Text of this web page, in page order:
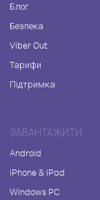
Блог
Безпека
Viber Out
Тарифи
Підтримка
ЗАВАНТАЖИТИ
Android
iPhone & iPad
Windows PC